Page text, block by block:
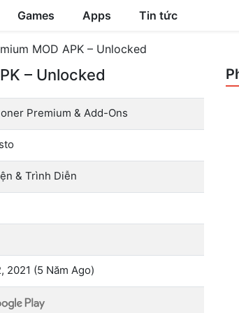
Games Apps Tin tức
MOD APK – Unlocked
– Unlocked
Premium & Add-Ons
& Trình Diễn
2021 (5 Năm Ago)